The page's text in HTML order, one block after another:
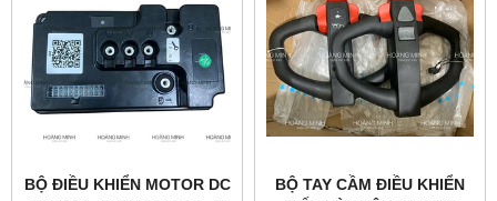
BỘ ĐIỀU KHIỂN MOTOR DC
BỘ TAY CẦM ĐIỀU KHIỂN